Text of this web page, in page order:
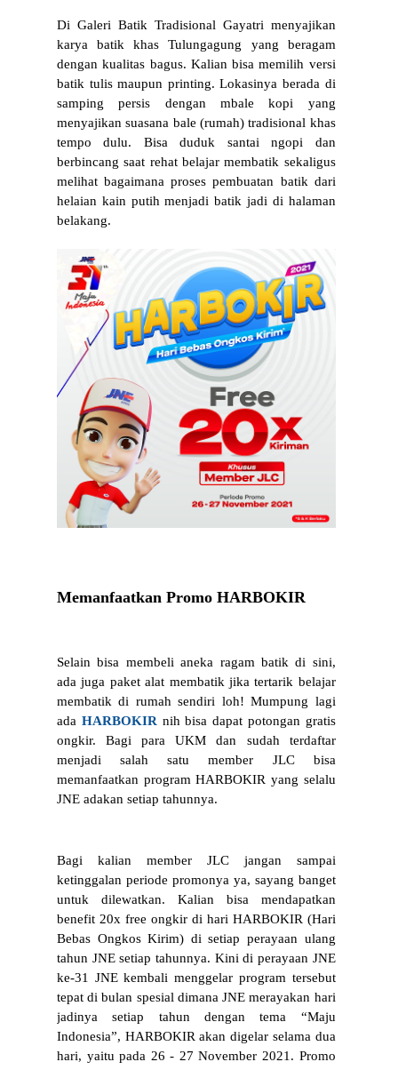
Di Galeri Batik Tradisional Gayatri menyajikan
karya batik khas Tulungagung yang beragam
dengan kualitas bagus. Kalian bisa memilih versi
batik tulis maupun printing. Lokasinya berada di
samping persis dengan mbale kopi yang
menyajikan suasana bale (rumah) tradisional khas
tempo dulu. Bisa duduk santai ngopi dan
berbincang saat rehat belajar membatik sekaligus
melihat bagaimana proses pembuatan batik dari
helaian kain putih menjadi batik jadi di halaman
belakang.
Memanfaatkan Promo HARBOKIR
Selain bisa membeli aneka ragam batik di sini,
ada juga paket alat membatik jika tertarik belajar
membatik di rumah sendiri loh! Mumpung lagi
ada HARBOKIR nih bisa dapat potongan gratis
ongkir. Bagi para UKM dan sudah terdaftar
menjadi salah satu member JLC bisa
memanfaatkan program HARBOKIR yang selalu
JNE adakan setiap tahunnya.
Bagi kalian member JLC jangan sampai
ketinggalan periode promonya ya, sayang banget
untuk dilewatkan. Kalian bisa mendapatkan
benefit 20x free ongkir di hari HARBOKIR (Hari
Bebas Ongkos Kirim) di setiap perayaan ulang
tahun JNE setiap tahunnya. Kini di perayaan JNE
ke-31 JNE kembali menggelar program tersebut
tepat di bulan spesial dimana JNE merayakan hari
jadinya setiap tahun dengan tema “Maju
Indonesia”, HARBOKIR akan digelar selama dua
hari, yaitu pada 26 - 27 November 2021. Promo